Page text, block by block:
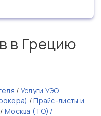
в Грецию
/ Услуги УЭО
/Прайс-листы и
/ Москва (ТО) /